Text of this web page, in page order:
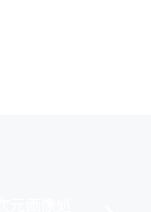
制作。人の動き